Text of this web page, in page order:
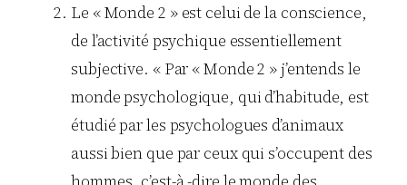
Le « Monde 2 » est celui de la conscience,
de l’activité psychique essentiellement
subjective. « Par « Monde 2 » j’entends le
monde psychologique, qui d’habitude, est
étudié par les psychologues d’animaux
aussi bien que par ceux qui s’occupent des